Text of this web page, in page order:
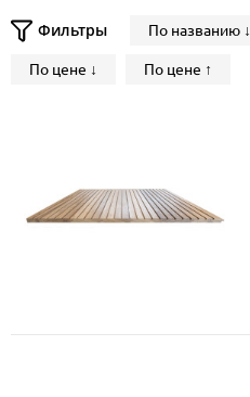
Фильтры По названию ↓
По цене ↓ По цене ↑